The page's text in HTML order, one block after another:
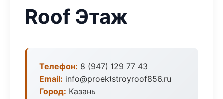
Roof Этаж
Телефон: 8 (947) 129 77 43
Email: info@proektstroyroof856.ru
Город: Казань